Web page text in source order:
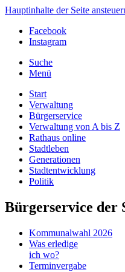
Hauptinhalte der Seite
Facebook
Instagram
Suche
Menü
Start
Verwaltung
Bürgerservice
Verwaltung von A bis Z
Rathaus online
Stadtleben
Generationen
Stadtentwicklung
Politik
Bürgerservice der
Kommunalwahl 2026
Was erledige
ich wo?
Terminvergabe